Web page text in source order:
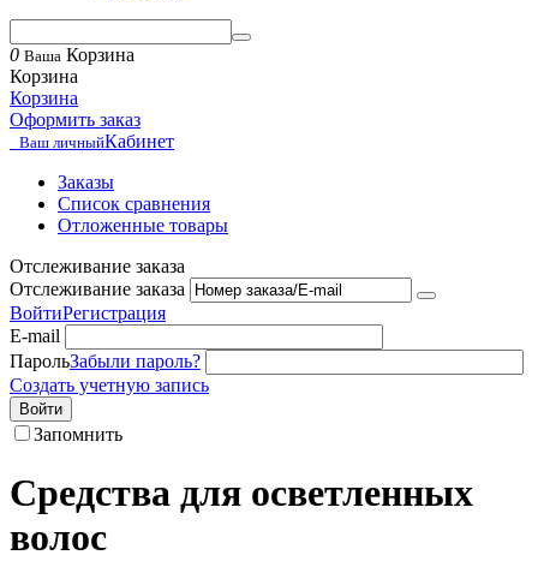
0 Ваша Корзина
Корзина
Корзина
Оформить заказ
Ваш личныйКабинет
Заказы
Список сравнения
Отложенные товары
Отслеживание заказа
Отслеживание заказа
ВойтиРегистрация
E-mail
ПарольЗабыли пароль?
Создать учетную запись
Войти
Запомнить
Средства для осветленных
волос